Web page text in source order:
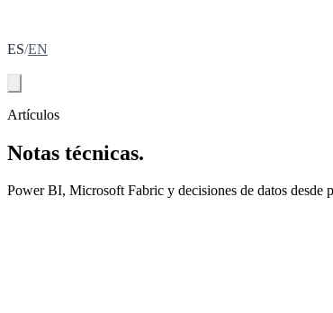
ES/EN
Artículos
Notas técnicas.
Power BI, Microsoft Fabric y decisiones de datos desde